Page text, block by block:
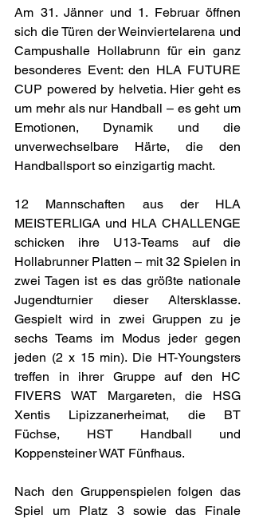
Am 31. Jänner und 1. Februar öffnen
sich die Türen der Weinviertelarena und
Campushalle Hollabrunn für ein ganz
besonderes Event: den HLA FUTURE
CUP powered by helvetia. Hier geht es
um mehr als nur Handball – es geht um
Emotionen, Dynamik und die
unverwechselbare Härte, die den
Handballsport so einzigartig macht.
12 Mannschaften aus der HLA
MEISTERLIGA und HLA CHALLENGE
schicken ihre U13-Teams auf die
Hollabrunner Platten – mit 32 Spielen in
zwei Tagen ist es das größte nationale
Gespielt wird in zwei Gruppen zu je
sechs Teams im Modus jeder gegen
jeden (2 x 15 min). Die HT-Youngsters
treffen in ihrer Gruppe auf den HC
FIVERS WAT Margareten, die HSG
Xentis Lipizzanerheimat, die BT
Füchse, HST Handball und
Koppensteiner WAT Fünfhaus.
Nach den Gruppenspielen folgen das
Spiel um Platz 3 sowie das Finale